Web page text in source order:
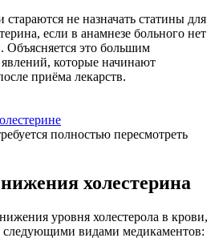
не назначать статины для
если в анамнезе больного нет
Объясняется это большим
которые начинают
приёма лекарств.
полностью пересмотреть
холестерина
уровня холестерола в крови,
следующими видами медикаментов: